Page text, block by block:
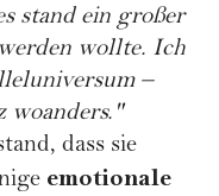
stand ein großer
wollte. Ich
–
woanders."
dass sie
emotionale